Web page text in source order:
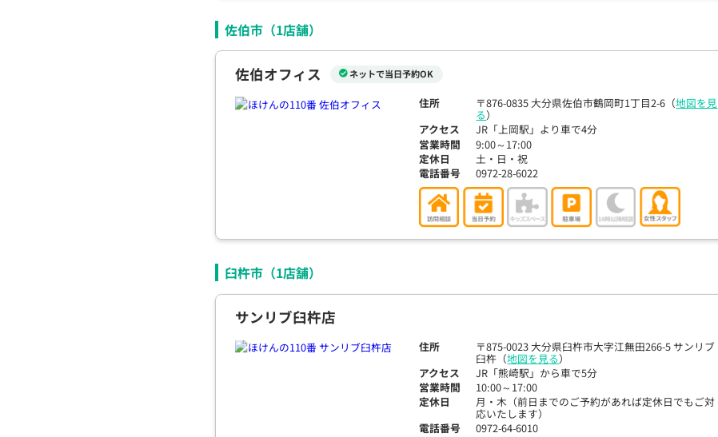
佐伯市（1店舗）
佐伯オフィス ネットで当日予約OK
住所 〒876-0835 大分県佐伯市鶴岡町1丁目2-6（地図を見
る）
アクセス
JR「上岡駅」より車で4分
営業時間
9:00～17:00
定休日
土・日・祝
電話番号
0972-28-6022
臼杵市（1店舗）
サンリブ臼杵店
住所 〒875-0023 大分県臼杵市大字江無田266-5 サンリブ
臼杵（地図を見る）
アクセス
JR「熊崎駅」から車で5分
営業時間
10:00～17:00
定休日
月・木（前日までのご予約があれば定休日でもご対
応いたします）
電話番号
0972-64-6010